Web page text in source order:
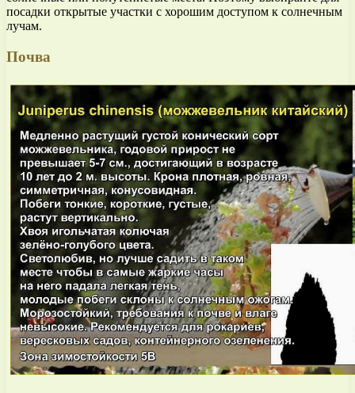
посадки открытые участки с хорошим доступом к солнечным
лучам.
Почва